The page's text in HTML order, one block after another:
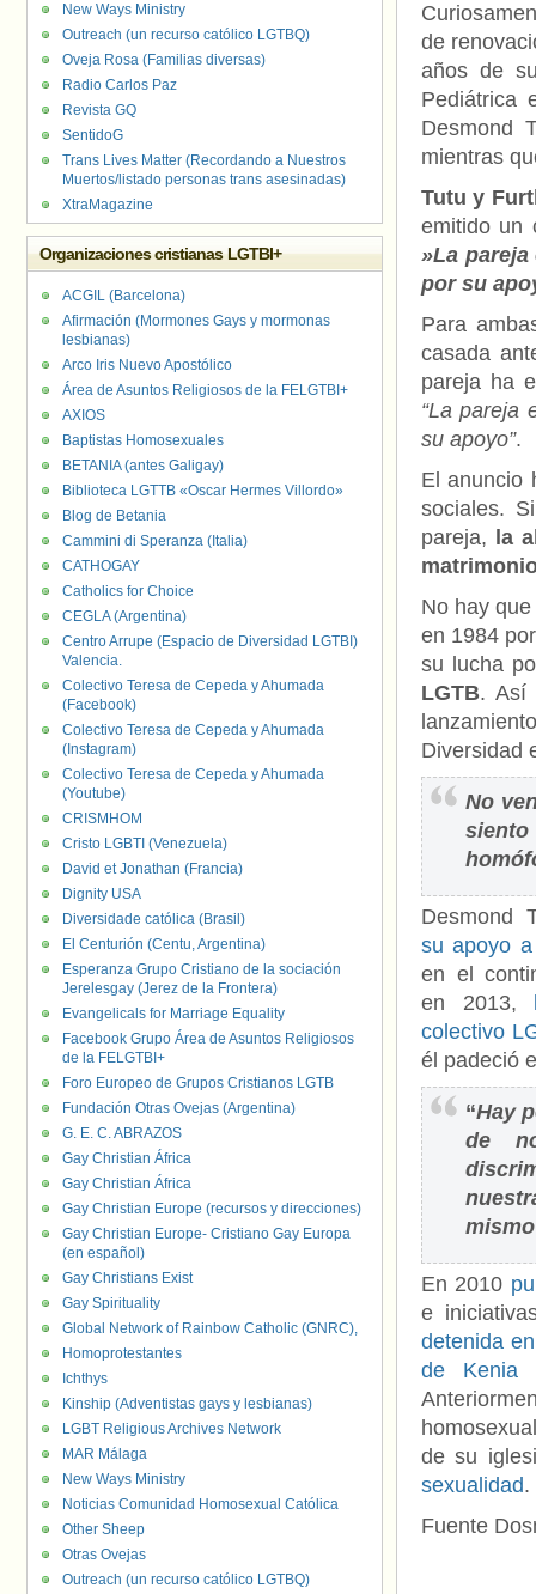
de
años de
Pediátrica
Desmond
mientras
Tutu y
emitido un
»La
por su
Para
casada
pareja ha
“La pareja
su apoyo”.
El anuncio
sociales.
pareja, la
No hay
en 1984
su lucha
LGTB. Así
Diversidad
No
Desmond
su apoyo
en el
en 2013,
colectivo
él padeció
“Hay
de
En 2010
e
detenida
de Kenia
de su
sexualidad.
Fuente
New Ways Ministry
Outreach (un recurso católico LGTBQ)
Oveja Rosa (Familias diversas)
Radio Carlos Paz
Revista GQ
SentidoG
Trans Lives Matter (Recordando a Nuestros
Muertos/listado personas trans asesinadas)
XtraMagazine
Organizaciones cristianas LGTBI+
ACGIL (Barcelona)
Afirmación (Mormones Gays y mormonas
lesbianas)
Arco Iris Nuevo Apostólico
Área de Asuntos Religiosos de la FELGTBI+
AXIOS
Baptistas Homosexuales
BETANIA (antes Galigay)
Biblioteca LGTTB «Oscar Hermes Villordo»
Blog de Betania
Cammini di Speranza (Italia)
CATHOGAY
Catholics for Choice
CEGLA (Argentina)
Centro Arrupe (Espacio de Diversidad LGTBI)
Valencia.
Colectivo Teresa de Cepeda y Ahumada
(Facebook)
Colectivo Teresa de Cepeda y Ahumada
(Instagram)
Colectivo Teresa de Cepeda y Ahumada
(Youtube)
CRISMHOM
Cristo LGBTI (Venezuela)
David et Jonathan (Francia)
Dignity USA
Diversidade católica (Brasil)
El Centurión (Centu, Argentina)
Esperanza Grupo Cristiano de la sociación
Jerelesgay (Jerez de la Frontera)
Evangelicals for Marriage Equality
Facebook Grupo Área de Asuntos Religiosos
de la FELGTBI+
Foro Europeo de Grupos Cristianos LGTB
Fundación Otras Ovejas (Argentina)
G. E. C. ABRAZOS
Gay Christian África
Gay Christian África
Gay Christian Europe (recursos y direcciones)
Gay Christian Europe- Cristiano Gay Europa
(en español)
Gay Christians Exist
Gay Spirituality
Global Network of Rainbow Catholic (GNRC),
Homoprotestantes
Ichthys
Kinship (Adventistas gays y lesbianas)
LGBT Religious Archives Network
MAR Málaga
New Ways Ministry
Noticias Comunidad Homosexual Católica
Other Sheep
Otras Ovejas
Outreach (un recurso católico LGTBQ)